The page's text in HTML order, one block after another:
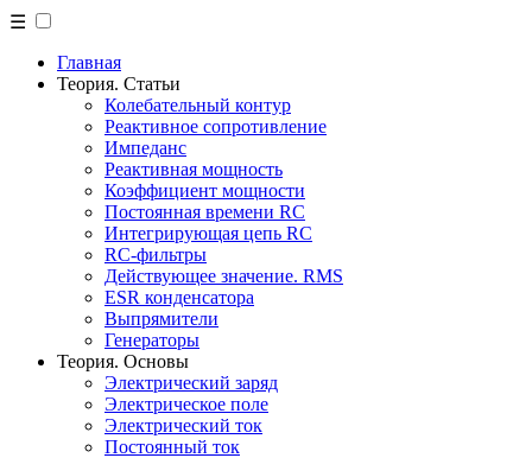
☰
Главная
Теория. Статьи
Колебательный контур
Реактивное сопротивление
Импеданс
Реактивная мощность
Коэффициент мощности
Постоянная времени RC
Интегрирующая цепь RC
RC-фильтры
Действующее значение. RMS
ESR конденсатора
Выпрямители
Генераторы
Теория. Основы
Электрический заряд
Электрическое поле
Электрический ток
Постоянный ток